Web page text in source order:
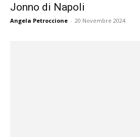
Jonno di Napoli
Angela Petroccione - 20 Novembre 2024